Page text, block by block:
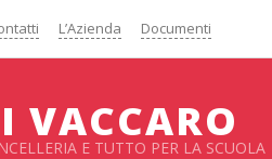
L’Azienda Documenti
VACCARO
E TUTTO PER LA SCUOLA